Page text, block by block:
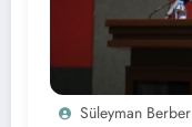
Süleyman Berber